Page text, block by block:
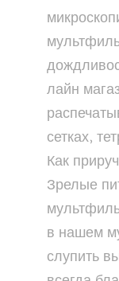
лайн
сетках,
Как
Зрелые
в нашем
слупить